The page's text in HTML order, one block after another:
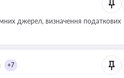
джерел, визначення податкових
+7